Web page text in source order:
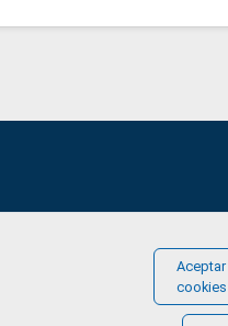
2026 Gestionándote.comAceptar
cookies